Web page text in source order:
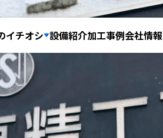
イチオシ 設備紹介加工事例会社情報
談・見積もり